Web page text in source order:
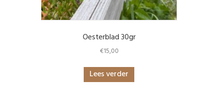
Oesterblad 30gr
€15,00
Lees verder